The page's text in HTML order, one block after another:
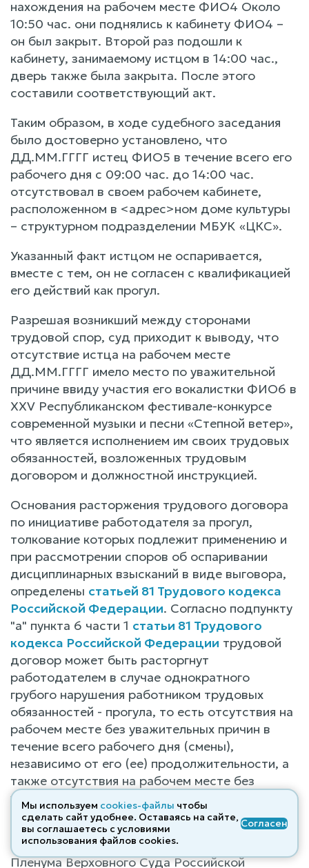
нахождения на рабочем месте ФИО4 Около
10:50 час. они поднялись к кабинету ФИО4 –
он был закрыт. Второй раз подошли к
кабинету, занимаемому истцом в 14:00 час.,
дверь также была закрыта. После этого
составили соответствующий акт.
Таким образом, в ходе судебного заседания
было достоверно установлено, что
ДД.ММ.ГГГГ истец ФИО5 в течение всего его
рабочего дня с 09:00 час. до 14:00 час.
отсутствовал в своем рабочем кабинете,
расположенном в <адрес>ном доме культуры
– структурном подразделении МБУК «ЦКС».
Указанный факт истцом не оспаривается,
вместе с тем, он не согласен с квалификацией
его действий как прогул.
Разрешая возникший между сторонами
трудовой спор, суд приходит к выводу, что
отсутствие истца на рабочем месте
ДД.ММ.ГГГГ имело место по уважительной
причине ввиду участия его вокалистки ФИО6 в
ХХV Республиканском фестивале-конкурсе
современной музыки и песни «Степной ветер»,
что является исполнением им своих трудовых
обязанностей, возложенных трудовым
договором и должностной инструкцией.
Основания расторжения трудового договора
по инициативе работодателя за прогул,
толкование которых подлежит применению и
при рассмотрении споров об оспаривании
дисциплинарных взысканий в виде выговора,
определены статьей 81 Трудового кодекса
Российской Федерации. Согласно подпункту
"а" пункта 6 части 1 статьи 81 Трудового
кодекса Российской Федерации трудовой
договор может быть расторгнут
работодателем в случае однократного
грубого нарушения работником трудовых
обязанностей - прогула, то есть отсутствия на
рабочем месте без уважительных причин в
течение всего рабочего дня (смены),
независимо от его (ее) продолжительности, а
также отсутствия на рабочем месте без
уважительных причин более четырех часов
подряд в течение рабочего дня (смены).
В подпункте "а" пункта 39 постановления
Пленума Верховного Суда Российской
Мы используем cookies-файлы чтобы
сделать сайт удобнее. Оставаясь на сайте,
вы соглашаетесь с условиями
использования файлов cооkies.
Согласен